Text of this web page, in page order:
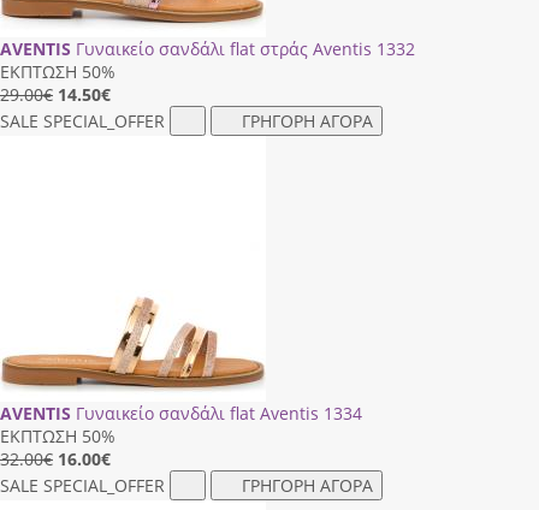
AVENTIS Γυναικείο σανδάλι flat στράς Aventis 1332
ΕΚΠΤΩΣΗ 50%
29.00€ 14.50€
SALE SPECIAL_OFFER ΓΡΗΓΟΡΗ ΑΓΟΡΑ
AVENTIS Γυναικείο σανδάλι flat Aventis 1334
ΕΚΠΤΩΣΗ 50%
32.00€ 16.00€
SALE SPECIAL_OFFER ΓΡΗΓΟΡΗ ΑΓΟΡΑ